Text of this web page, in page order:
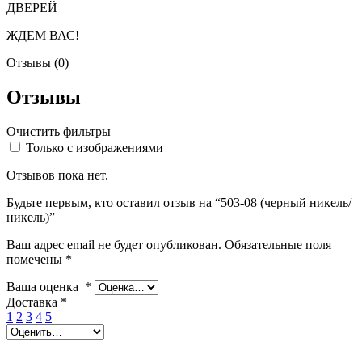
ДВЕРЕЙ
ЖДЕМ ВАС!
Отзывы (0)
Отзывы
Очистить фильтры
Только с изображениями
Отзывов пока нет.
Будьте первым, кто оставил отзыв на “503-08 (черный никель/
никель)”
Ваш адрес email не будет опубликован. Обязательные поля
помечены *
Ваша оценка *
Доставка *
1 2 3 4 5